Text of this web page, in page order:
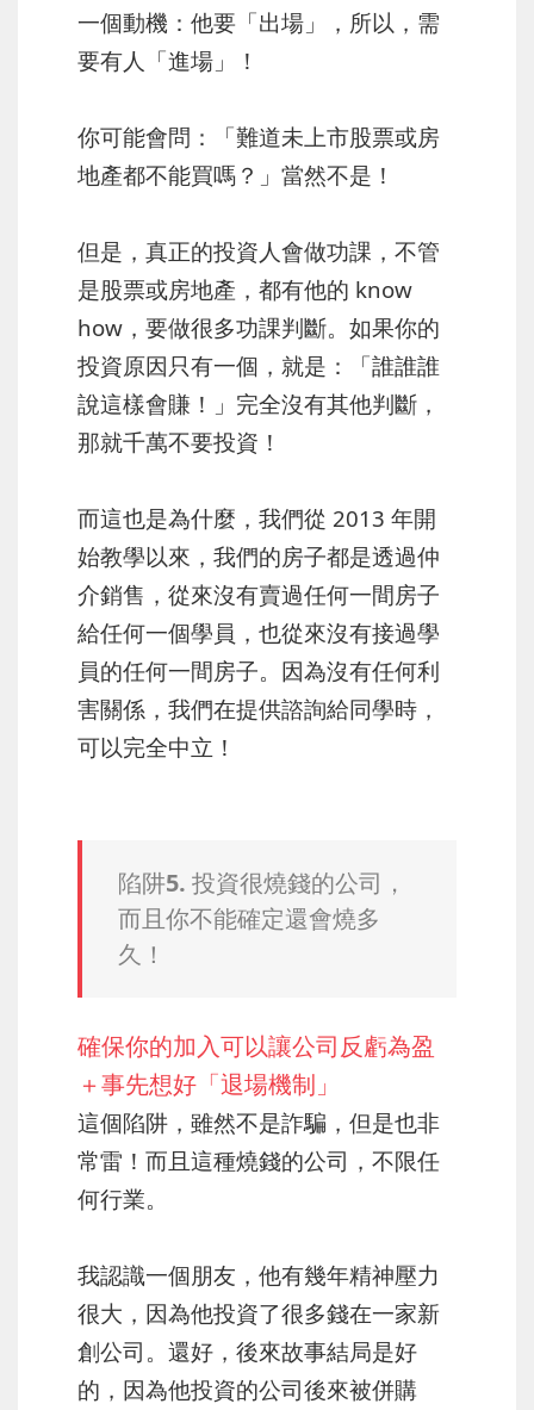
一個動機：他要「出場」，所以，需
要有人「進場」！
你可能會問：「難道未上市股票或房
地產都不能買嗎？」當然不是！
但是，真正的投資人會做功課，不管
是股票或房地產，都有他的 know
how，要做很多功課判斷。如果你的
投資原因只有一個，就是：「誰誰誰
說這樣會賺！」完全沒有其他判斷，
那就千萬不要投資！
而這也是為什麼，我們從 2013 年開
始教學以來，我們的房子都是透過仲
介銷售，從來沒有賣過任何一間房子
給任何一個學員，也從來沒有接過學
員的任何一間房子。因為沒有任何利
害關係，我們在提供諮詢給同學時，
可以完全中立！
陷阱5. 投資很燒錢的公司，
而且你不能確定還會燒多
久！
確保你的加入可以讓公司反虧為盈
＋事先想好「退場機制」
這個陷阱，雖然不是詐騙，但是也非
常雷！而且這種燒錢的公司，不限任
何行業。
我認識一個朋友，他有幾年精神壓力
很大，因為他投資了很多錢在一家新
創公司。還好，後來故事結局是好
的，因為他投資的公司後來被併購